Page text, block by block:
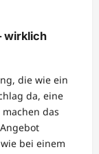
wirklich
die wie ein
da, eine
das
bei einem